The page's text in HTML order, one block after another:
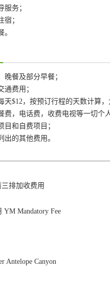
服务；
宿；
。
晚餐及部分早餐；
通费用；
天$12，按预订行程的天数计算
费，电话费，收费电视等一切个
目和自费项目；
出的其他费用。
排加收费用
Mandatory Fee
Antelope Canyon